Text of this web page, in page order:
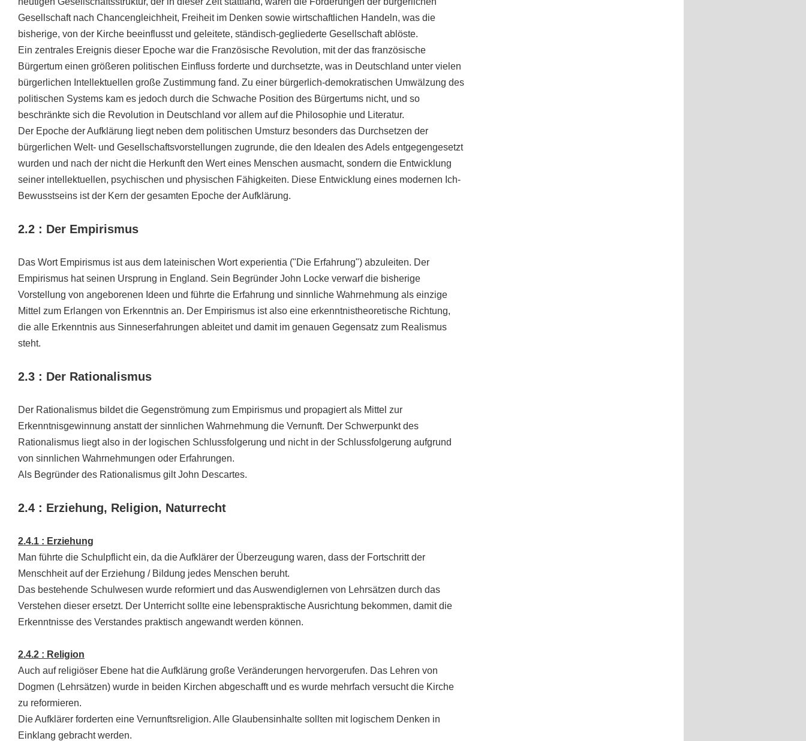
Gesellschaft nach Chancengleichheit, Freiheit im Denken sowie wirtschaftlichen Handeln, was die
bisherige, von der Kirche beeinflusst und geleitete, ständisch-gegliederte Gesellschaft ablöste.
Ein zentrales Ereignis dieser Epoche war die Französische Revolution, mit der das französische
Bürgertum einen größeren politischen Einfluss forderte und durchsetzte, was in Deutschland unter vielen
bürgerlichen Intellektuellen große Zustimmung fand. Zu einer bürgerlich-demokratischen Umwälzung des
politischen Systems kam es jedoch durch die Schwache Position des Bürgertums nicht, und so
beschränkte sich die Revolution in Deutschland vor allem auf die Philosophie und Literatur.
Der Epoche der Aufklärung liegt neben dem politischen Umsturz besonders das Durchsetzen der
bürgerlichen Welt- und Gesellschaftsvorstellungen zugrunde, die den Idealen des Adels entgegengesetzt
wurden und nach der nicht die Herkunft den Wert eines Menschen ausmacht, sondern die Entwicklung
seiner intellektuellen, psychischen und physischen Fähigkeiten. Diese Entwicklung eines modernen Ich-
Bewusstseins ist der Kern der gesamten Epoche der Aufklärung.
2.2 : Der Empirismus
Das Wort Empirismus ist aus dem lateinischen Wort experientia ("Die Erfahrung") abzuleiten. Der
Empirismus hat seinen Ursprung in England. Sein Begründer John Locke verwarf die bisherige
Vorstellung von angeborenen Ideen und führte die Erfahrung und sinnliche Wahrnehmung als einzige
Mittel zum Erlangen von Erkenntnis an. Der Empirismus ist also eine erkenntnistheoretische Richtung,
die alle Erkenntnis aus Sinneserfahrungen ableitet und damit im genauen Gegensatz zum Realismus
steht.
2.3 : Der Rationalismus
Der Rationalismus bildet die Gegenströmung zum Empirismus und propagiert als Mittel zur
Erkenntnisgewinnung anstatt der sinnlichen Wahrnehmung die Vernunft. Der Schwerpunkt des
Rationalismus liegt also in der logischen Schlussfolgerung und nicht in der Schlussfolgerung aufgrund
von sinnlichen Wahrnehmungen oder Erfahrungen.
Als Begründer des Rationalismus gilt John Descartes.
2.4 : Erziehung, Religion, Naturrecht
2.4.1 : Erziehung
Man führte die Schulpflicht ein, da die Aufklärer der Überzeugung waren, dass der Fortschritt der
Menschheit auf der Erziehung / Bildung jedes Menschen beruht.
Das bestehende Schulwesen wurde reformiert und das Auswendiglernen von Lehrsätzen durch das
Verstehen dieser ersetzt. Der Unterricht sollte eine lebenspraktische Ausrichtung bekommen, damit die
Erkenntnisse des Verstandes praktisch angewandt werden können.
2.4.2 : Religion
Auch auf religiöser Ebene hat die Aufklärung große Veränderungen hervorgerufen. Das Lehren von
Dogmen (Lehrsätzen) wurde in beiden Kirchen abgeschafft und es wurde mehrfach versucht die Kirche
zu reformieren.
Die Aufklärer forderten eine Vernunftsreligion. Alle Glaubensinhalte sollten mit logischem Denken in
Einklang gebracht werden.